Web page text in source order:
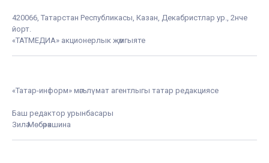
420066, Татарстан Республикасы, Казан, Декабристлар ур., 2нче
йорт.
«ТАТМЕДИА» акционерлык җәмгыяте
«Татар-информ» мәгълүмат агентлыгы татар редакциясе
Баш редактор урынбасары
Зилә Мөбәрәкшина